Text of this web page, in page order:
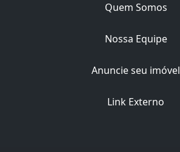
Quem Somos
Nossa Equipe
Anuncie seu imóvel
Link Externo